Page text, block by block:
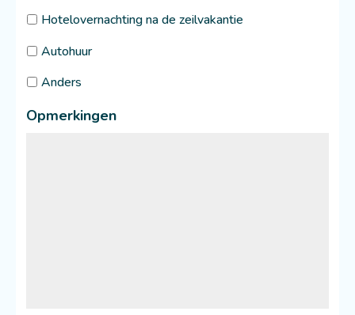
Hotelovernachting na de zeilvakantie
Autohuur
Anders
Opmerkingen